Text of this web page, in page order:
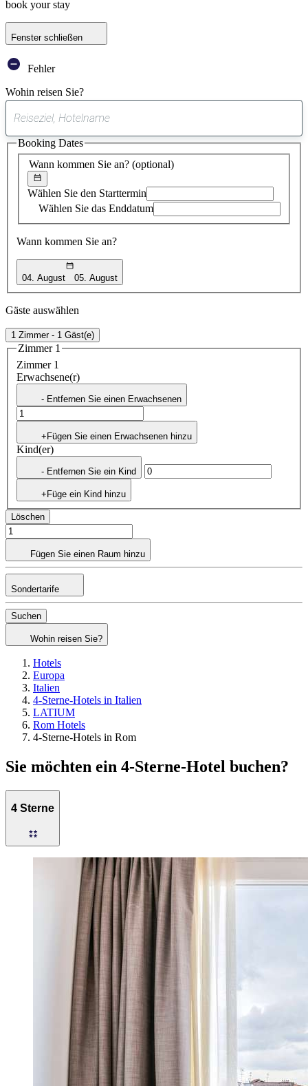
book your stay
Fenster schließen
Fehler
Wohin reisen Sie?
gefundener
Vorschlag
Wann kommen Sie an? (optional)
Wählen Sie den Starttermin
Wählen Sie das Enddatum
Wann kommen Sie an?
04. August 05. August
Booking Dates
Gäste auswählen
1 Zimmer - 1 Gäst(e)
Zimmer 1
Zimmer 1
Erwachsene(r)
- Entfernen Sie einen Erwachsenen
+Fügen Sie einen Erwachsenen hinzu
Kind(er)
- Entfernen Sie ein Kind
+Füge ein Kind hinzu
Löschen
Fügen Sie einen Raum hinzu
Sondertarife
Suchen
Wohin reisen Sie?
Hotels
Europa
Italien
4-Sterne-Hotels in Italien
LATIUM
Rom Hotels
4-Sterne-Hotels in Rom
Sie möchten ein 4-Sterne-Hotel buchen?
4 Sterne